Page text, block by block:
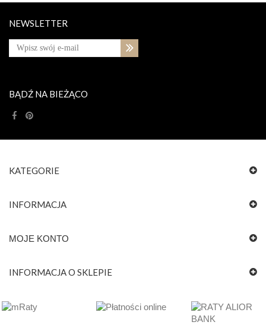
NEWSLETTER
BĄDŹ NA BIEŻĄCO
KATEGORIE
INFORMACJA
MOJE KONTO
INFORMACJA O SKLEPIE